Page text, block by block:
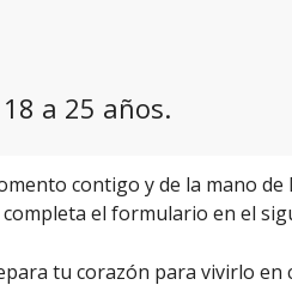
a 25 años.
contigo y de la mano de
el formulario en el
tu corazón para vivirlo en